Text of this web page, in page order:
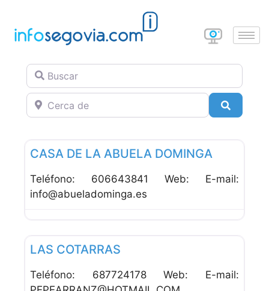
Buscar
Cerca de
CASA DE LA ABUELA DOMINGA
Teléfono: 606643841 Web: E-mail:
info@abueladominga.es
LAS COTARRAS
Teléfono: 687724178 Web: E-mail: